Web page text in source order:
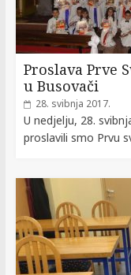
Proslava Prve
u Busovači
28. svibnja 2017.
U nedjelju, 28.
proslavili smo Prvu